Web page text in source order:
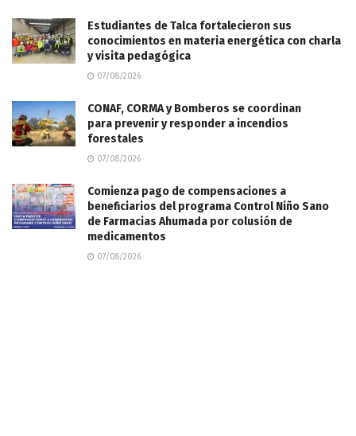
Estudiantes de Talca fortalecieron sus
conocimientos en materia energética con charla
y visita pedagógica
07/08/2026
CONAF, CORMA y Bomberos se coordinan
para prevenir y responder a incendios
forestales
07/08/2026
Comienza pago de compensaciones a
beneficiarios del programa Control Niño Sano
de Farmacias Ahumada por colusión de
medicamentos
07/08/2026